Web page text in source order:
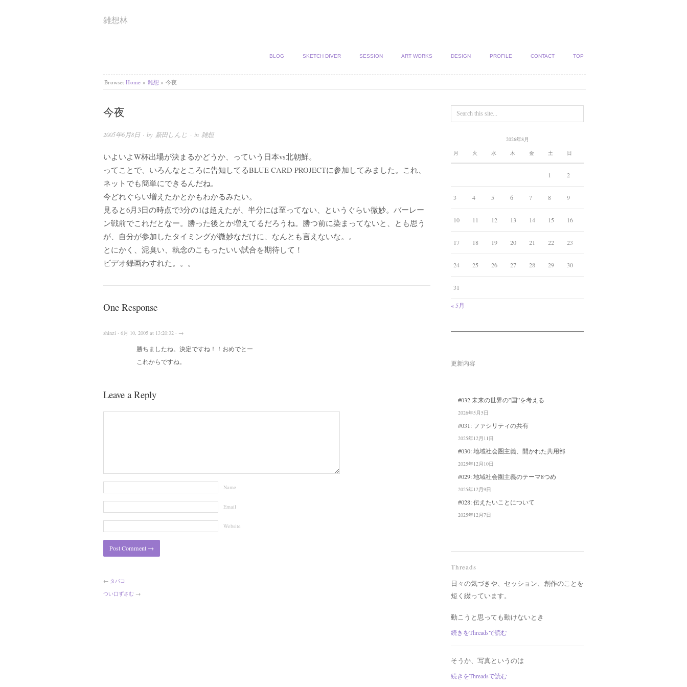
雑想林
BLOG SKETCH DIVER SESSION ART WORKS DESIGN PROFILE CONTACT TOP
Browse: Home » 雑想 » 今夜
今夜
2005年6月8日· by 新田しんじ · in 雑想
いよいよW杯出場が決まるかどうか、っていう日本vs北朝鮮。
ってことで、いろんなところに告知してるBLUE CARD PROJECTに参加してみました。これ、
ネットでも簡単にできるんだね。
今どれぐらい増えたかとかもわかるみたい。
見ると6月3日の時点で3分の1は超えたが、半分には至ってない、というぐらい微妙。バーレー
ン戦前でこれだとなー。勝った後とか増えてるだろうね。勝つ前に染まってないと、とも思う
が、自分が参加したタイミングが微妙なだけに、なんとも言えないな。。
とにかく、泥臭い、執念のこもったいい試合を期待して！
ビデオ録画わすれた。。。
One Response
shinzi · 6月 10, 2005 at 13:20:32 · →
勝ちましたね。決定ですね！！おめでとー
これからですね。
Leave a Reply
Name
Email
Website
← タバコ
つい口ずさむ →
2026年8月
月 火 水 木 金 土 日
1 2
3 4 5 6 7 8 9
10 11 12 13 14 15 16
17 18 19 20 21 22 23
24 25 26 27 28 29 30
31
« 5月
更新内容
#032 未来の世界の”国”を考える
2026年5月5日
#031: ファシリティの共有
2025年12月11日
#030: 地域社会圏主義、開かれた共用部
2025年12月10日
#029: 地域社会圏主義のテーマ8つめ
2025年12月9日
#028: 伝えたいことについて
2025年12月7日
Threads
日々の気づきや、セッション、創作のことを
短く綴っています。
動こうと思っても動けないとき
続きをThreadsで読む
そうか、写真というのは
続きをThreadsで読む